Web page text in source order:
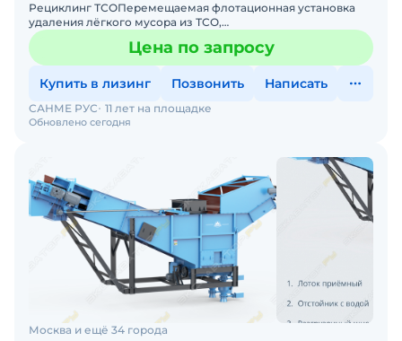
Рециклинг ТСОПеремещаемая флотационная установка
удаления лёгкого мусора из ТСО,
PPHFОписаниеПеремещаемая (мобильная) установка, в
которой отделяется лёгкий мус
Цена по запросу
Купить в лизинг Позвонить Написать
Обновлено сегодня
САНМЕ РУС 11 лет на площадке
Москва и ещё 34 города